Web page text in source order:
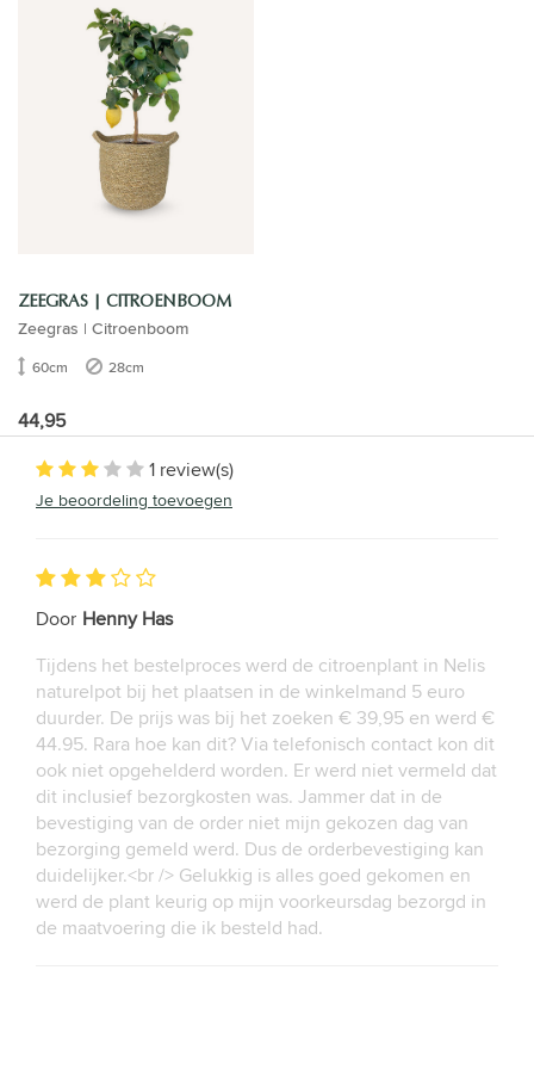
ZEEGRAS | CITROENBOOM
Zeegras | Citroenboom
60cm 28cm
44,95
1 review(s)
Je beoordeling toevoegen
Door Henny Has
Tijdens het bestelproces werd de citroenplant in Nelis
naturelpot bij het plaatsen in de winkelmand 5 euro
duurder. De prijs was bij het zoeken € 39,95 en werd €
44.95. Rara hoe kan dit? Via telefonisch contact kon dit
ook niet opgehelderd worden. Er werd niet vermeld dat
dit inclusief bezorgkosten was. Jammer dat in de
bevestiging van de order niet mijn gekozen dag van
bezorging gemeld werd. Dus de orderbevestiging kan
duidelijker.<br /> Gelukkig is alles goed gekomen en
werd de plant keurig op mijn voorkeursdag bezorgd in
de maatvoering die ik besteld had.